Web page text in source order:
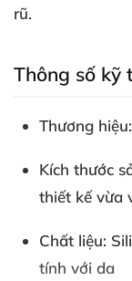
rũ.
Thông số
Thương
Kích thước
thiết kế vừa
Chất liệu:
tính với da